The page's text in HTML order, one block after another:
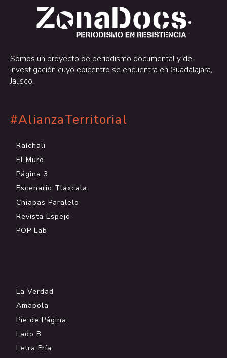
.
.
Somos un proyecto de periodismo documental y de
investigación cuyo epicentro se encuentra en Guadalajara,
Jalisco.
#AlianzaTerritorial
Raíchali
El Muro
Página 3
Escenario Tlaxcala
Chiapas Paralelo
Revista Espejo
POP Lab
La Verdad
Amapola
Pie de Página
Lado B
Letra Fría